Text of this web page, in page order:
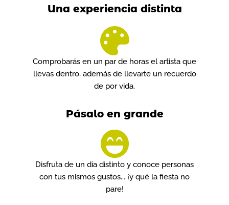
Una experiencia distinta
Comprobarás en un par de horas el artista que
llevas dentro, además de llevarte un recuerdo
de por vida.
Pásalo en grande
Disfruta de un día distinto y conoce personas
con tus mismos gustos... ¡y qué la fiesta no
pare!